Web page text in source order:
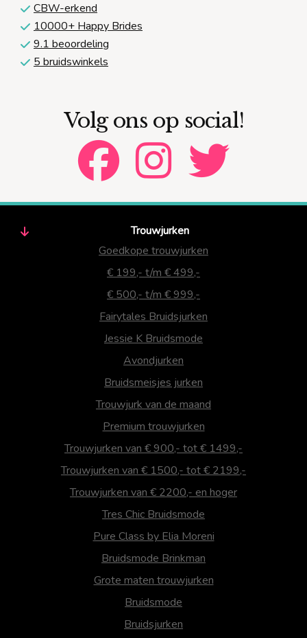
CBW-erkend
10000+ Happy Brides
9.1 beoordeling
5 bruidswinkels
Volg ons op social!
Trouwjurken
Goedkope trouwjurken
€ 199,- t/m € 499,-
€ 500,- t/m € 999,-
Fairytales Bruidsjurken
Jessie K Bruidsmode
Avondjurken
Bruidsmeisjes jurken
Trouwjurk van de maand
Premium trouwjurken
Trouwjurken van € 900,- tot € 1499,-
Trouwjurken van € 1500,- tot € 2199,-
Trouwjurken van € 2200,- en hoger
Tres Chic Bruidsmode
Pure Class by Elia Moreni
Bruidsmode Brinkman
Grote maten trouwjurken
Bruidsmode
Bruidsjurken